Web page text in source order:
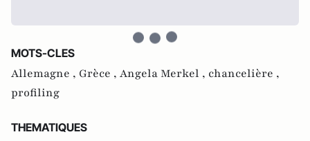
MOTS-CLES
Allemagne , Grèce , Angela Merkel , chancelière ,
profiling
THEMATIQUES